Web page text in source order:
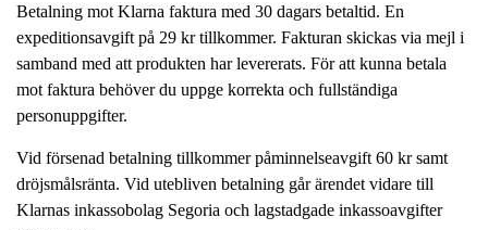
Betalning mot Klarna faktura med 30 dagars betaltid. En
expeditionsavgift på 29 kr tillkommer. Fakturan skickas via mejl i
samband med att produkten har levererats. För att kunna betala
mot faktura behöver du uppge korrekta och fullständiga
personuppgifter.
Vid försenad betalning tillkommer påminnelseavgift 60 kr samt
dröjsmålsränta. Vid utebliven betalning går ärendet vidare till
Klarnas inkassobolag Segoria och lagstadgade inkassoavgifter